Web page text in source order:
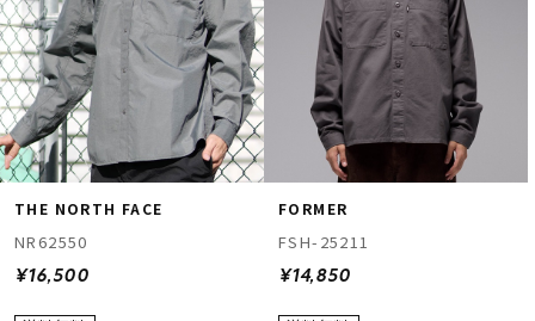
THE NORTH FACE
NR62550
¥16,500
FORMER
FSH-25211
¥14,850